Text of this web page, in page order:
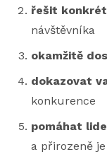
řešit
návštěvníka
okamžitě
dokazovat
konkurence
pomáhat
a přirozeně